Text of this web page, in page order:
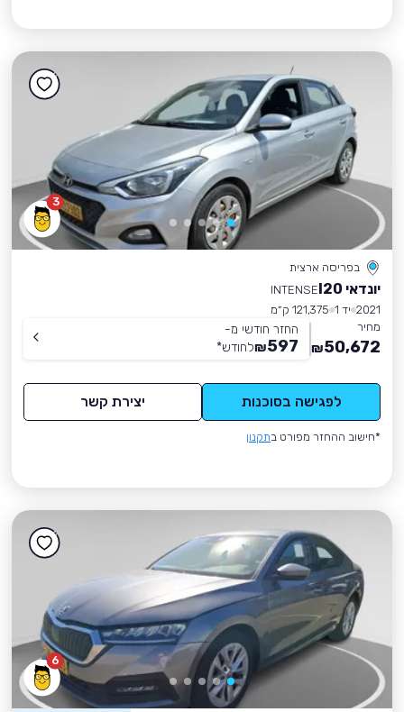
3
בפריסה ארצית
יונדאי I20
INTENSE
2021 יד 1
121,375 ק״מ
מחיר
50,672
₪
החזר חודשי מ-
597
₪לחודש*
לפגישה בסוכנות יצירת קשר
*חישוב ההחזר מפורט בתקנון
6